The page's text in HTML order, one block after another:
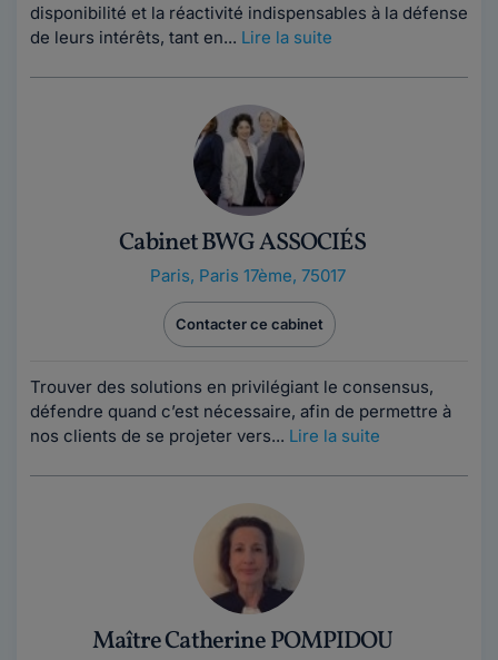
disponibilité et la réactivité indispensables à la défense
de leurs intérêts, tant en... Lire la suite
Cabinet BWG ASSOCIÉS
Paris, Paris 17ème, 75017
Contacter ce cabinet
Trouver des solutions en privilégiant le consensus,
défendre quand c’est nécessaire, afin de permettre à
nos clients de se projeter vers... Lire la suite
Maître Catherine POMPIDOU